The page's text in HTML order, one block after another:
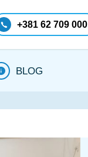
+381 62 709 000
BLOG